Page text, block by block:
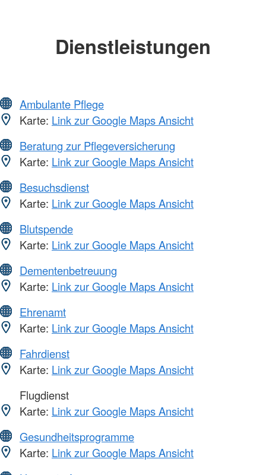
Dienstleistungen
Ambulante Pflege
Karte: Link zur Google Maps Ansicht
Beratung zur Pflegeversicherung
Karte: Link zur Google Maps Ansicht
Besuchsdienst
Karte: Link zur Google Maps Ansicht
Blutspende
Karte: Link zur Google Maps Ansicht
Dementenbetreuung
Karte: Link zur Google Maps Ansicht
Ehrenamt
Karte: Link zur Google Maps Ansicht
Fahrdienst
Karte: Link zur Google Maps Ansicht
Flugdienst
Karte: Link zur Google Maps Ansicht
Gesundheitsprogramme
Karte: Link zur Google Maps Ansicht